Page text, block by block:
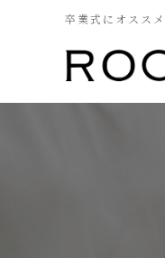
卒業式にオスス